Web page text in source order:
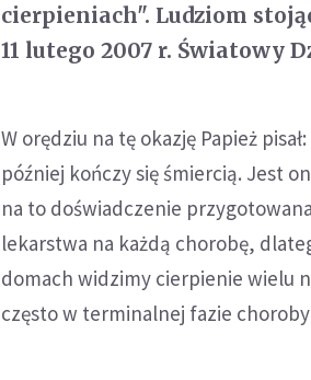
cierpieniach". Ludziom
11 lutego 2007 r. Światowy
W orędziu na tę okazję Papież
później kończy się śmiercią. Jest
na to doświadczenie
lekarstwa na każdą chorobę,
domach widzimy cierpienie wielu
często w terminalnej fazie